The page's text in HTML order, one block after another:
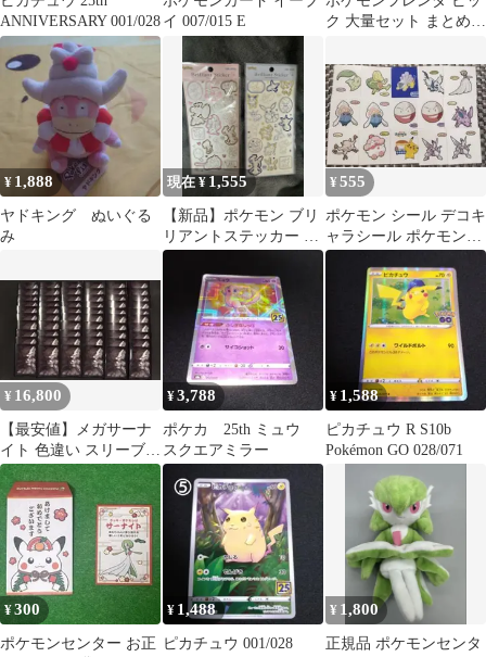
ANNIVERSARY 001/028 イ 007/015 E
ク 大量セット まとめ売
¥ 1,888
ヤドキング ぬいぐる
み
現在 ¥ 1,555
【新品】ポケモン ブリ
リアントステッカー 2
種セット
¥555
ポケモン シール デコキ
ャラシール ポケモンス
リープ まとめ売り 15枚
セット
¥ 16,800
【最安値】メガサーナ
イト 色違い スリーブ
60枚
¥3,788
ポケカ 25th ミュウ
スクエアミラー
¥ 1,588
ピカチュウ R S10b
Pokémon GO 028/071
¥300
ポケモンセンター お正
¥ 1,488
ピカチュウ 001/028
¥ 1,800
正規品 ポケモンセンタ